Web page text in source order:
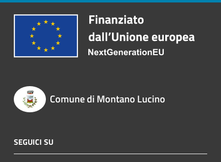
Comune di Montano Lucino
SEGUICI SU